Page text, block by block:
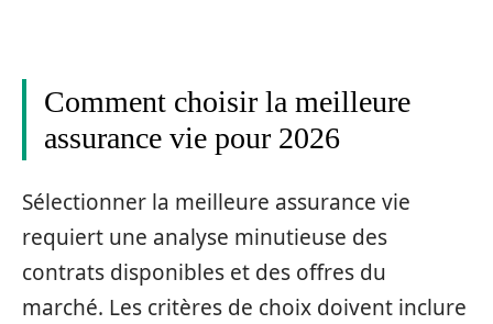
Comment choisir la meilleure
assurance vie pour 2026
Sélectionner la meilleure assurance vie
requiert une analyse minutieuse des
contrats disponibles et des offres du
marché. Les critères de choix doivent inclure